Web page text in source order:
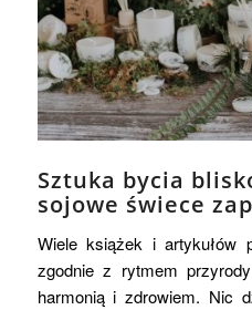
Sztuka bycia
sojowe świece
Wiele książek i artykułów
zgodnie z rytmem
harmonią i zdrowiem. Nic